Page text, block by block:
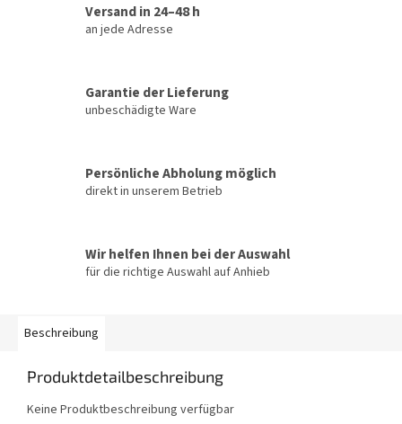
Versand in 24–48 h
an jede Adresse
Garantie der Lieferung
unbeschädigte Ware
Persönliche Abholung möglich
direkt in unserem Betrieb
Wir helfen Ihnen bei der Auswahl
für die richtige Auswahl auf Anhieb
Beschreibung
Produktdetailbeschreibung
Keine Produktbeschreibung verfügbar